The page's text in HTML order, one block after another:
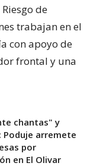
de
trabajan en el
con apoyo de
frontal y una
chantas" y
Poduje arremete
por
en El Olivar